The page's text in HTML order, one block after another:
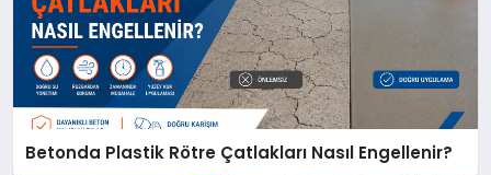
Betonda Plastik Rötre Çatlakları Nasıl Engellenir?